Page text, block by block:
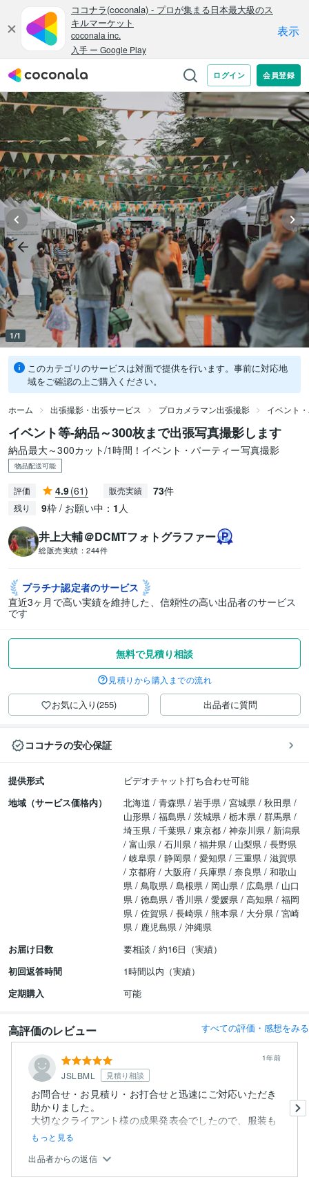
1/1
このカテゴリのサービスは対面で提供を行います。事前に対応地
域をご確認の上ご購入ください。
ホーム 出張撮影・出張サービス プロカメラマン出張撮影 イベント
イベント等-納品～300枚まで出張写真撮影します
納品最大～300カット/1時間！イベント・パーティー写真撮影
物品配送可能
評価 4.9(61) 販売実績 73件
残り 9枠 / お願い中： 1 人
井上大輔＠DCMTフォトグラファー
総販売実績： 244件
プラチナ認定者のサービス
直近3ヶ月で高い実績を維持した、信頼性の高い出品者のサービス
です
無料で見積り相談
見積りから購入までの流れ
お気に入り(255) 出品者に質問
ココナラの安心保証
提供形式
ビデオチャット打ち合わせ可能
地域（サービス価格内）
北海道 / 青森県 / 岩手県 / 宮城県 / 秋田県 /
山形県 / 福島県 / 茨城県 / 栃木県 / 群馬県 /
埼玉県 / 千葉県 / 東京都 / 神奈川県 / 新潟県
/ 富山県 / 石川県 / 福井県 / 山梨県 / 長野県
/ 岐阜県 / 静岡県 / 愛知県 / 三重県 / 滋賀県
/ 京都府 / 大阪府 / 兵庫県 / 奈良県 / 和歌山
県 / 鳥取県 / 島根県 / 岡山県 / 広島県 / 山口
県 / 徳島県 / 香川県 / 愛媛県 / 高知県 / 福岡
県 / 佐賀県 / 長崎県 / 熊本県 / 大分県 / 宮崎
県 / 鹿児島県 / 沖縄県
お届け日数
要相談 / 約16日（実績）
初回返答時間
1時間以内（実績）
定期購入
可能
高評価のレビュー すべての評価・感想をみる
JSLBML 見積り相談
1年前
お問合せ・お見積り・お打合せと迅速にご対応いただき
助かりました。
大切なクライアント様の成果発表会でしたので、服装も
スー...
もっと見る
出品者からの返信